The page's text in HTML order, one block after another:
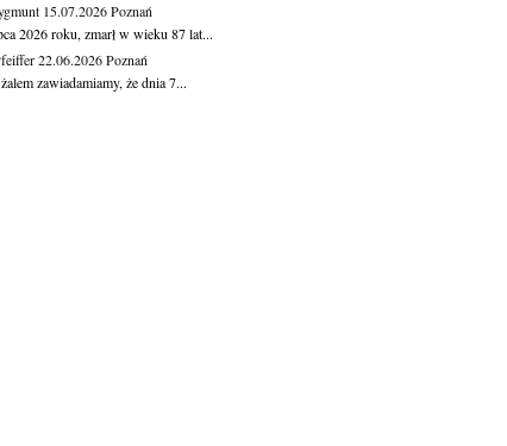
15.07.2026Poznań
2026 roku, zmarł w wieku 87 lat...
22.06.2026Poznań
zawiadamiamy, że dnia 7...